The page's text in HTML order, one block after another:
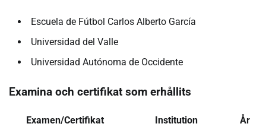
Escuela de Fútbol Carlos Alberto García
Universidad del Valle
Universidad Autónoma de Occidente
Examina och certifikat som erhållits
Examen/Certifikat Institution
År